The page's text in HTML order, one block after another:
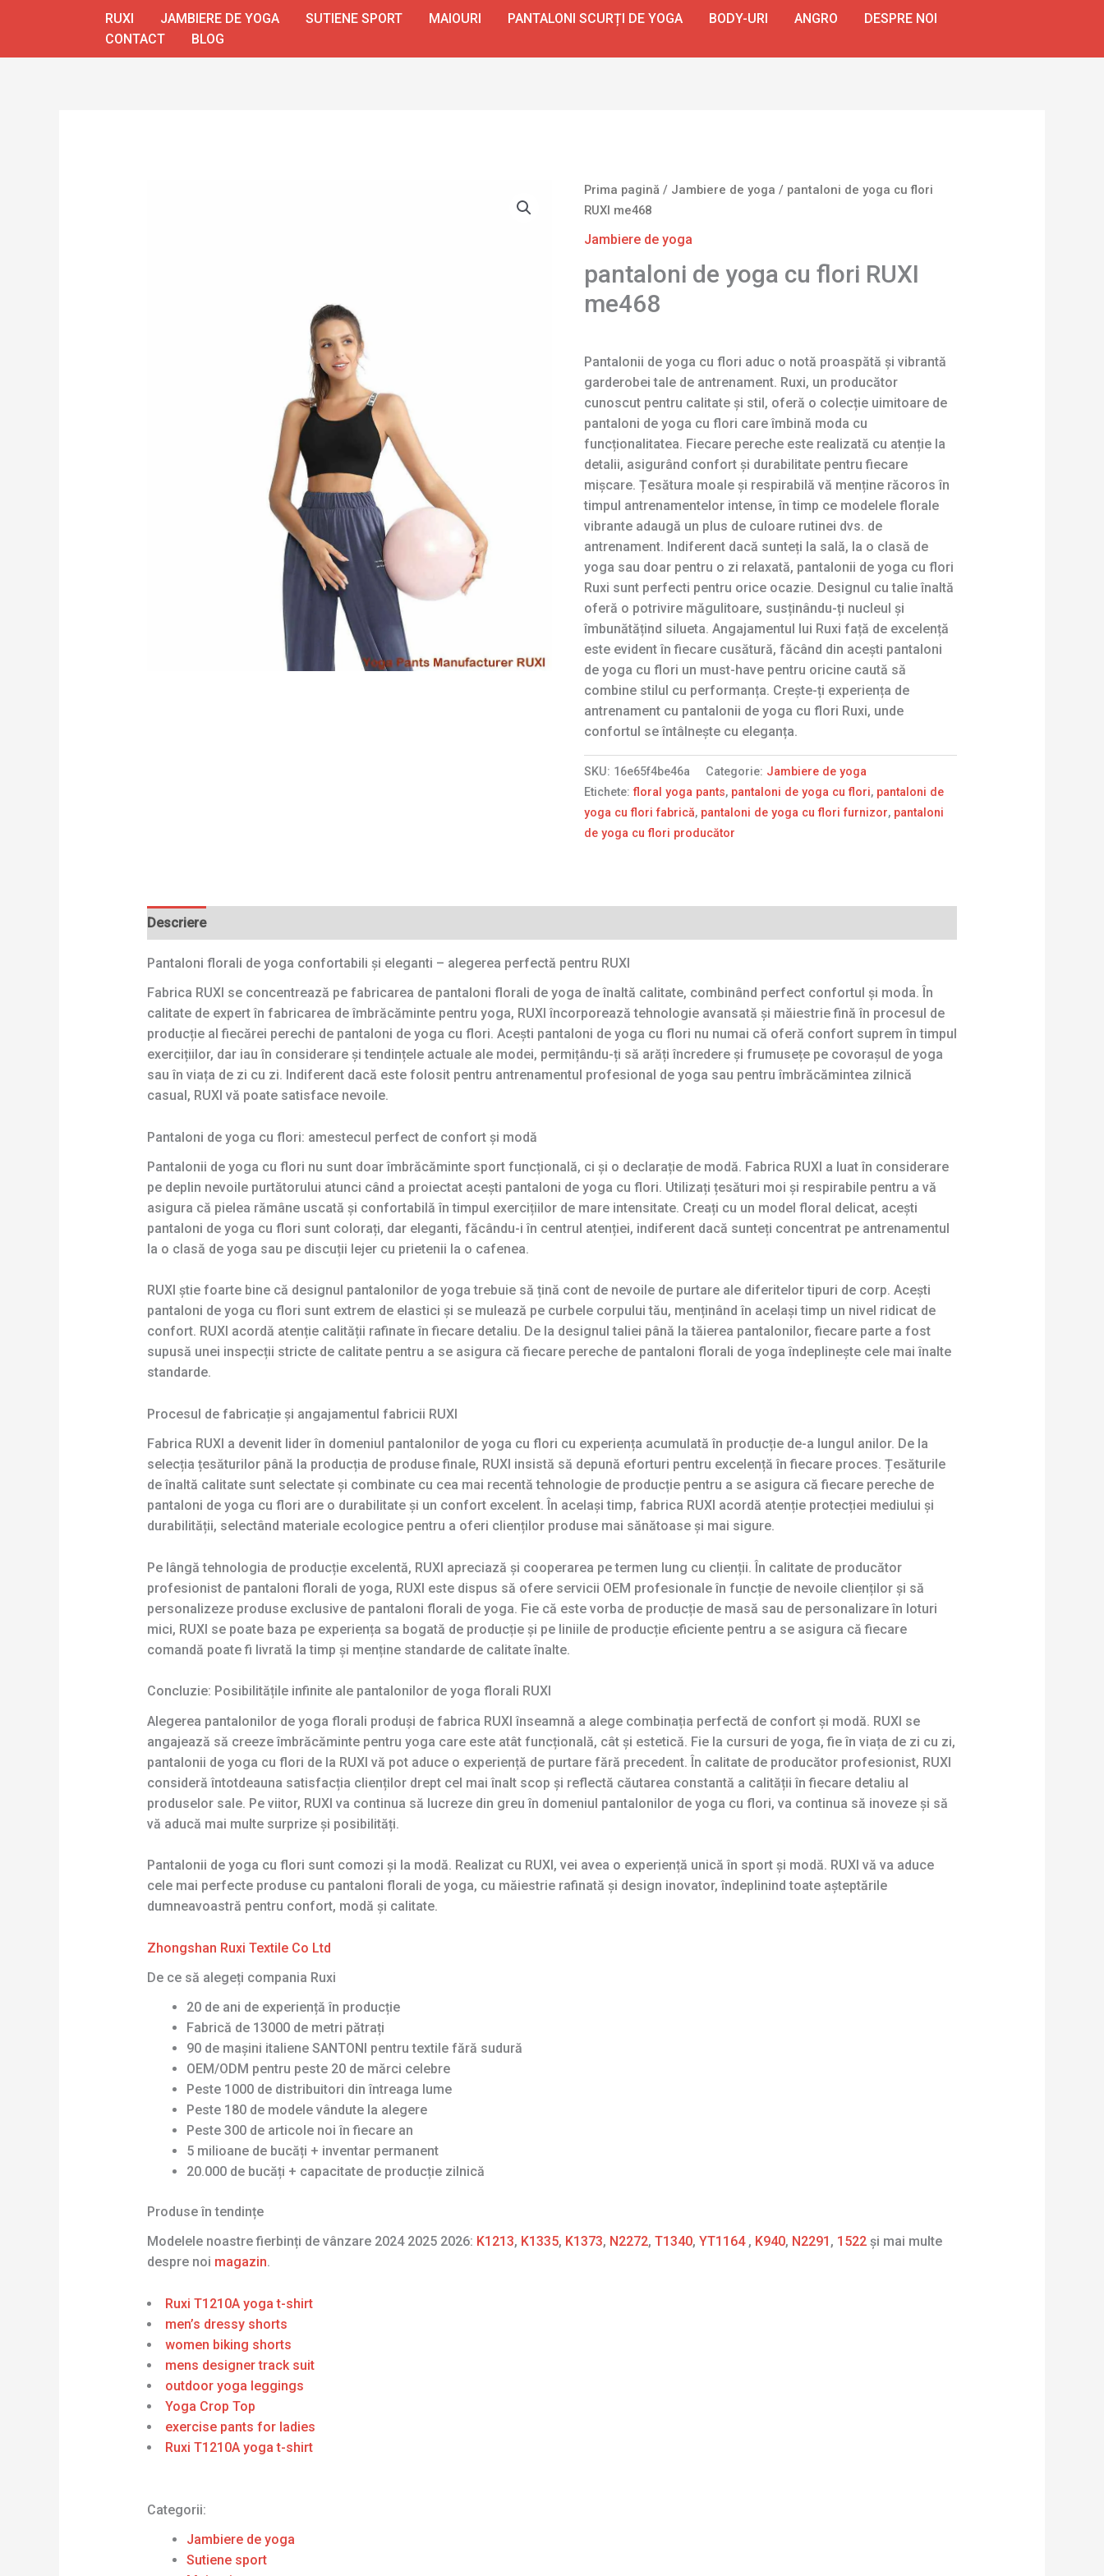
RUXI JAMBIERE DE YOGA SUTIENE SPORT MAIOURI PANTALONI SCURȚI DE YOGA BODY-URI ANGRO
DESPRE NOI
CONTACT
BLOG
Prima pagină / Jambiere de yoga / pantaloni de yoga cu flori
RUXI me468
Jambiere de yoga
pantaloni de yoga cu flori RUXI
me468
Pantalonii de yoga cu flori aduc o notă proaspătă și vibrantă
garderobei tale de antrenament. Ruxi, un producător
cunoscut pentru calitate și stil, oferă o colecție uimitoare de
pantaloni de yoga cu flori care îmbină moda cu
funcționalitatea. Fiecare pereche este realizată cu atenție la
detalii, asigurând confort și durabilitate pentru fiecare
mișcare. Țesătura moale și respirabilă vă menține răcoros în
timpul antrenamentelor intense, în timp ce modelele florale
vibrante adaugă un plus de culoare rutinei dvs. de
antrenament. Indiferent dacă sunteți la sală, la o clasă de
yoga sau doar pentru o zi relaxată, pantalonii de yoga cu flori
Ruxi sunt perfecti pentru orice ocazie. Designul cu talie înaltă
oferă o potrivire măgulitoare, susținându-ți nucleul și
îmbunătățind silueta. Angajamentul lui Ruxi față de excelență
este evident în fiecare cusătură, făcând din acești pantaloni
de yoga cu flori un must-have pentru oricine caută să
combine stilul cu performanța. Crește-ți experiența de
antrenament cu pantalonii de yoga cu flori Ruxi, unde
confortul se întâlnește cu eleganța.
SKU: 16e65f4be46a Categorie: Jambiere de yoga
Etichete:floral yoga pants, pantaloni de yoga cu flori, pantaloni de
yoga cu flori fabrică, pantaloni de yoga cu flori furnizor, pantaloni
de yoga cu flori producător
Descriere
Pantaloni florali de yoga confortabili și eleganti – alegerea perfectă pentru RUXI
Fabrica RUXI se concentrează pe fabricarea de pantaloni florali de yoga de înaltă calitate, combinând perfect confortul și moda. În
calitate de expert în fabricarea de îmbrăcăminte pentru yoga, RUXI încorporează tehnologie avansată și măiestrie fină în procesul de
producție al fiecărei perechi de pantaloni de yoga cu flori. Acești pantaloni de yoga cu flori nu numai că oferă confort suprem în timpul
exercițiilor, dar iau în considerare și tendințele actuale ale modei, permițându-ți să arăți încredere și frumusețe pe covorașul de yoga
sau în viața de zi cu zi. Indiferent dacă este folosit pentru antrenamentul profesional de yoga sau pentru îmbrăcămintea zilnică
casual, RUXI vă poate satisface nevoile.
Pantaloni de yoga cu flori: amestecul perfect de confort și modă
Pantalonii de yoga cu flori nu sunt doar îmbrăcăminte sport funcțională, ci și o declarație de modă. Fabrica RUXI a luat în considerare
pe deplin nevoile purtătorului atunci când a proiectat acești pantaloni de yoga cu flori. Utilizați țesături moi și respirabile pentru a vă
asigura că pielea rămâne uscată și confortabilă în timpul exercițiilor de mare intensitate. Creați cu un model floral delicat, acești
pantaloni de yoga cu flori sunt colorați, dar eleganti, făcându-i în centrul atenției, indiferent dacă sunteți concentrat pe antrenamentul
la o clasă de yoga sau pe discuții lejer cu prietenii la o cafenea.
RUXI știe foarte bine că designul pantalonilor de yoga trebuie să țină cont de nevoile de purtare ale diferitelor tipuri de corp. Acești
pantaloni de yoga cu flori sunt extrem de elastici și se mulează pe curbele corpului tău, menținând în același timp un nivel ridicat de
confort. RUXI acordă atenție calității rafinate în fiecare detaliu. De la designul taliei până la tăierea pantalonilor, fiecare parte a fost
supusă unei inspecții stricte de calitate pentru a se asigura că fiecare pereche de pantaloni florali de yoga îndeplinește cele mai înalte
standarde.
Procesul de fabricație și angajamentul fabricii RUXI
Fabrica RUXI a devenit lider în domeniul pantalonilor de yoga cu flori cu experiența acumulată în producție de-a lungul anilor. De la
selecția țesăturilor până la producția de produse finale, RUXI insistă să depună eforturi pentru excelență în fiecare proces. Țesăturile
de înaltă calitate sunt selectate și combinate cu cea mai recentă tehnologie de producție pentru a se asigura că fiecare pereche de
pantaloni de yoga cu flori are o durabilitate și un confort excelent. În același timp, fabrica RUXI acordă atenție protecției mediului și
durabilității, selectând materiale ecologice pentru a oferi clienților produse mai sănătoase și mai sigure.
Pe lângă tehnologia de producție excelentă, RUXI apreciază și cooperarea pe termen lung cu clienții. În calitate de producător
profesionist de pantaloni florali de yoga, RUXI este dispus să ofere servicii OEM profesionale în funcție de nevoile clienților și să
personalizeze produse exclusive de pantaloni florali de yoga. Fie că este vorba de producție de masă sau de personalizare în loturi
mici, RUXI se poate baza pe experiența sa bogată de producție și pe liniile de producție eficiente pentru a se asigura că fiecare
comandă poate fi livrată la timp și menține standarde de calitate înalte.
Concluzie: Posibilitățile infinite ale pantalonilor de yoga florali RUXI
Alegerea pantalonilor de yoga florali produși de fabrica RUXI înseamnă a alege combinația perfectă de confort și modă. RUXI se
angajează să creeze îmbrăcăminte pentru yoga care este atât funcțională, cât și estetică. Fie la cursuri de yoga, fie în viața de zi cu zi,
pantalonii de yoga cu flori de la RUXI vă pot aduce o experiență de purtare fără precedent. În calitate de producător profesionist, RUXI
consideră întotdeauna satisfacția clienților drept cel mai înalt scop și reflectă căutarea constantă a calității în fiecare detaliu al
produselor sale. Pe viitor, RUXI va continua să lucreze din greu în domeniul pantalonilor de yoga cu flori, va continua să inoveze și să
vă aducă mai multe surprize și posibilități.
Pantalonii de yoga cu flori sunt comozi și la modă. Realizat cu RUXI, vei avea o experiență unică în sport și modă. RUXI vă va aduce
cele mai perfecte produse cu pantaloni florali de yoga, cu măiestrie rafinată și design inovator, îndeplinind toate așteptările
dumneavoastră pentru confort, modă și calitate.
Zhongshan Ruxi Textile Co Ltd
De ce să alegeți compania Ruxi
20 de ani de experiență în producție
Fabrică de 13000 de metri pătrați
90 de mașini italiene SANTONI pentru textile fără sudură
OEM/ODM pentru peste 20 de mărci celebre
Peste 1000 de distribuitori din întreaga lume
Peste 180 de modele vândute la alegere
Peste 300 de articole noi în fiecare an
5 milioane de bucăți + inventar permanent
20.000 de bucăți + capacitate de producție zilnică
Produse în tendințe
Modelele noastre fierbinți de vânzare 2024 2025 2026: K1213, K1335, K1373, N2272, T1340, YT1164, K940, N2291 , 1522 și mai multe
despre noi magazin.
Ruxi T1210A yoga t-shirt
men’s dressy shorts
women biking shorts
mens designer track suit
outdoor yoga leggings
Yoga Crop Top
exercise pants for ladies
Ruxi T1210A yoga t-shirt
Categorii:
Jambiere de yoga
Sutiene sport